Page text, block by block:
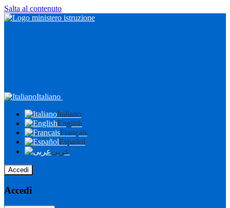
Salta al contenuto
Italiano
Italiano
English
Français
Español
عربى
Accedi
Accedi